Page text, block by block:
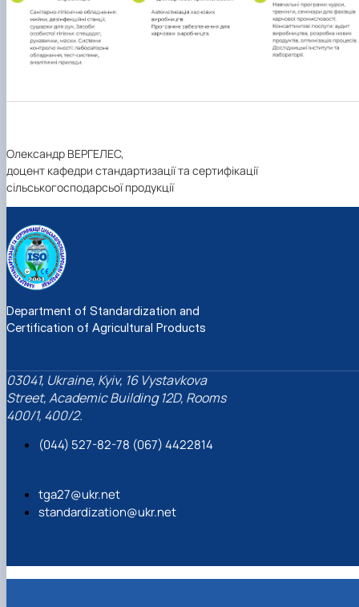
Олександр ВЕРГЕЛЕС,
доцент кафедри стандартизації та сертифікації
сільськогосподарсьої продукції
Department of Standardization and
Certification of Agricultural Products
03041, Ukraine, Kyiv, 16 Vystavkova
Street, Academic Building 12D, Rooms
400/1, 400/2.
(044) 527-82-78 (067) 4422814
tga27@ukr.net
standardization@ukr.net